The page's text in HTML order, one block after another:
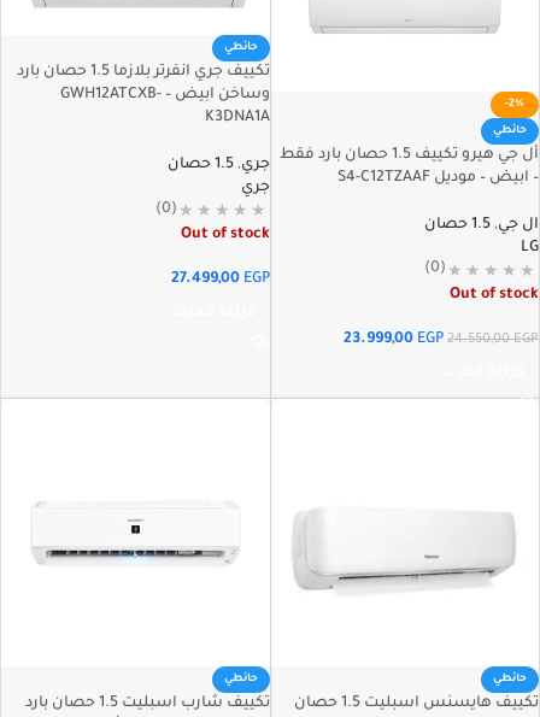
-2%
حائطي
أل جي هيرو تكييف 1.5 حصان بارد فقط
– ابيض – موديل S4-C12TZAAF
ال جي, 1.5 حصان
LG
(0)
Out of stock
24.550,00EGP
23.999,00 EGP
حائطي
تكييف جري انفرتر بلازما 1.5 حصان بارد
وساخن ابيض – GWH12ATCXB-
K3DNA1A
جري, 1.5 حصان
جري
(0)
Out of stock
27.499,00 EGP
حائطي
تكييف هايسنس اسبليت 1.5 حصان
حائطي
تكييف شارب اسبليت 1.5 حصان بارد